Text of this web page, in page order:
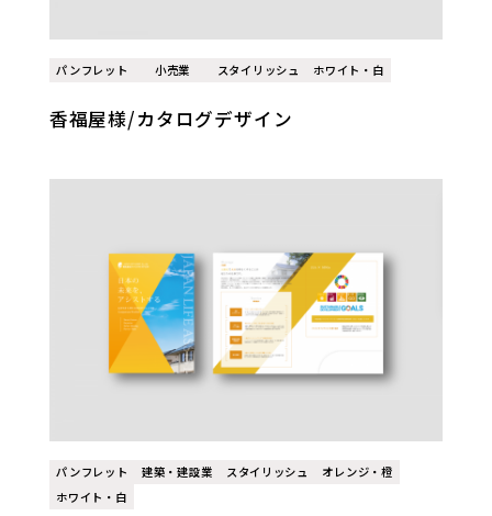
パンフレット 小売業 スタイリッシュ ホワイト・白
香福屋様/カタログデザイン
パンフレット 建築・建設業 スタイリッシュ
オレンジ・橙
ホワイト・白